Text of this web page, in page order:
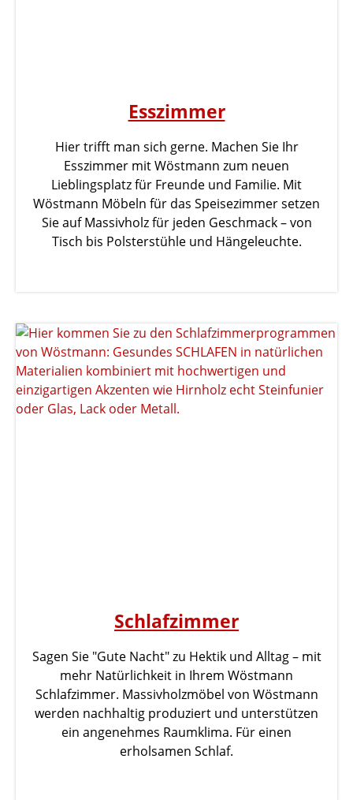
Esszimmer
Hier trifft man sich gerne. Machen Sie Ihr
Esszimmer mit Wöstmann zum neuen
Lieblingsplatz für Freunde und Familie. Mit
Wöstmann Möbeln für das Speisezimmer setzen
Sie auf Massivholz für jeden Geschmack – von
Tisch bis Polsterstühle und Hängeleuchte.
Schlafzimmer
Sagen Sie "Gute Nacht" zu Hektik und Alltag – mit
mehr Natürlichkeit in Ihrem Wöstmann
Schlafzimmer. Massivholzmöbel von Wöstmann
werden nachhaltig produziert und unterstützen
ein angenehmes Raumklima. Für einen
erholsamen Schlaf.